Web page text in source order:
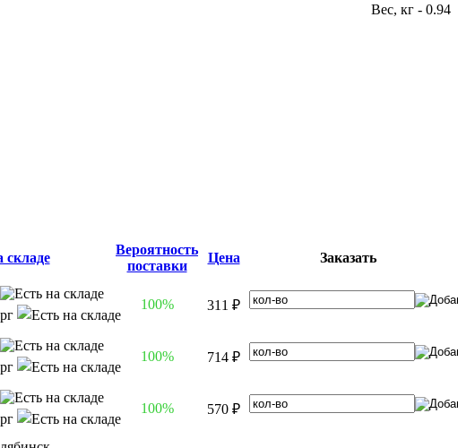
Вес, кг - 0.94
складе
Вероятность
поставки
Цена Заказать
100% 311 ₽
100% 714 ₽
100% 570 ₽